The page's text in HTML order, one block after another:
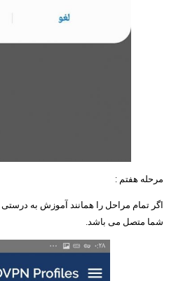
مرحله هفتم :
اگر تمام مراحل را همانند آموزش به
شما متصل می باشد.